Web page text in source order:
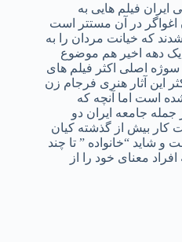
ایران فیلم هایی به
در آن مستتر است
که خیانت مردان را به
دهه اخیر هم موضوع
اصلی اکثر فیلم های
این آثار هنری فرجام زن
است اما آنچه که
جامعه ایران دو
کار بیش از گذشته کیان
و شاید “خانواده ” تا چند
معنای خود را از